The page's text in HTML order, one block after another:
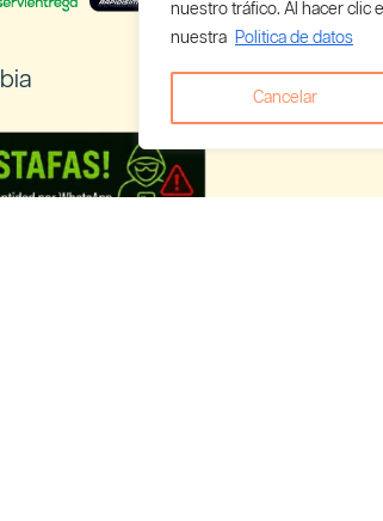
nuestro tráfico. Al hacer clic
nuestra Politica de datos
Cancelar